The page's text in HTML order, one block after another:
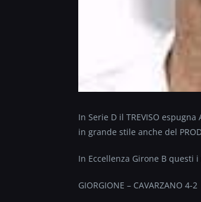
In Serie D il TREVISO
in grande stile anche del
In Eccellenza Girone B questi
GIORGIONE – CAVARZANO 4-2